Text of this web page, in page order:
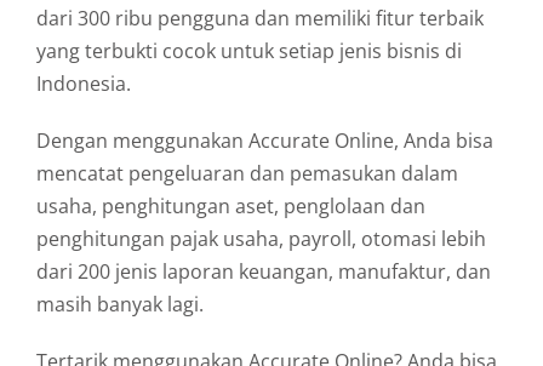
dari 300 ribu pengguna dan memiliki fitur terbaik
yang terbukti cocok untuk setiap jenis bisnis di
Indonesia.
Dengan menggunakan Accurate Online, Anda bisa
mencatat pengeluaran dan pemasukan dalam
usaha, penghitungan aset, penglolaan dan
penghitungan pajak usaha, payroll, otomasi lebih
dari 200 jenis laporan keuangan, manufaktur, dan
masih banyak lagi.